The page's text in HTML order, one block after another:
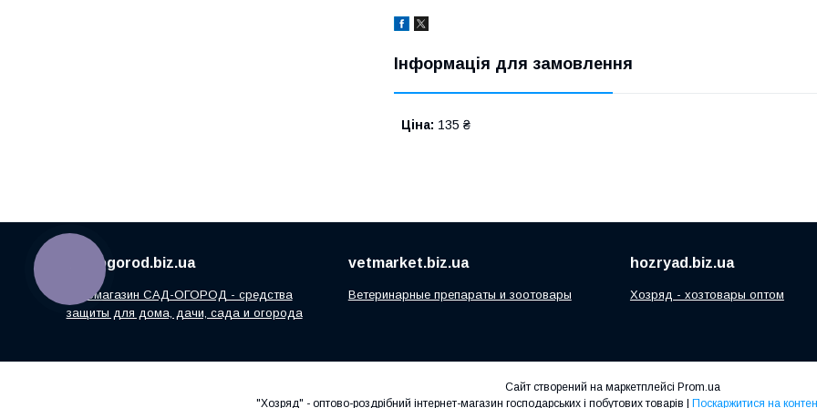
Інформація для замовлення
Ціна: 135 ₴
sad-ogorod.biz.ua
Агромагазин САД-ОГОРОД - средства
защиты для дома, дачи, сада и огорода
vetmarket.biz.ua
Ветеринарные препараты и зоотовары
hozryad.biz.ua
Хозряд - хозтовары оптом
Сайт створений на маркетплейсі Prom.ua
"Хозряд" - оптово-роздрібний інтернет-магазин господарських і побутових товарів | Поскаржитися на